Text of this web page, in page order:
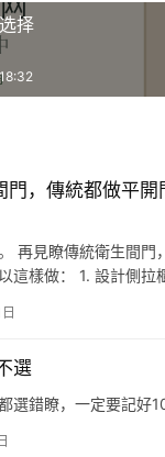
择
門，傳統都做平開
再見瞭傳統衛生間門
這樣做： 1. 設計側拉
放格，紙巾隨手放。
選
選錯瞭，一定要記好